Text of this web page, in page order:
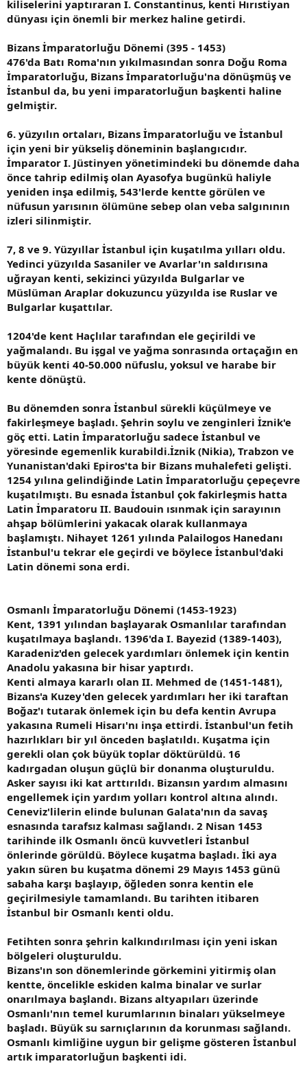
kiliselerini yaptıraran I. Constantinus, kenti Hırıstiyan
dünyası için önemli bir merkez haline getirdi.
Bizans İmparatorluğu Dönemi (395 - 1453)
476'da Batı Roma'nın yıkılmasından sonra Doğu Roma
İmparatorluğu, Bizans İmparatorluğu'na dönüşmüş ve
İstanbul da, bu yeni imparatorluğun başkenti haline
gelmiştir.
6. yüzyılın ortaları, Bizans İmparatorluğu ve İstanbul
için yeni bir yükseliş döneminin başlangıcıdır.
İmparator I. Jüstinyen yönetimindeki bu dönemde daha
önce tahrip edilmiş olan Ayasofya bugünkü haliyle
yeniden inşa edilmiş, 543'lerde kentte görülen ve
nüfusun yarısının ölümüne sebep olan veba salgınının
izleri silinmiştir.
7, 8 ve 9. Yüzyıllar İstanbul için kuşatılma yılları oldu.
Yedinci yüzyılda Sasaniler ve Avarlar'ın saldırısına
uğrayan kenti, sekizinci yüzyılda Bulgarlar ve
Müslüman Araplar dokuzuncu yüzyılda ise Ruslar ve
Bulgarlar kuşattılar.
1204'de kent Haçlılar tarafından ele geçirildi ve
yağmalandı. Bu işgal ve yağma sonrasında ortaçağın en
büyük kenti 40-50.000 nüfuslu, yoksul ve harabe bir
kente dönüştü.
Bu dönemden sonra İstanbul sürekli küçülmeye ve
fakirleşmeye başladı. Şehrin soylu ve zenginleri İznik'e
göç etti. Latin İmparatorluğu sadece İstanbul ve
yöresinde egemenlik kurabildi.İznik (Nikia), Trabzon ve
Yunanistan'daki Epiros'ta bir Bizans muhalefeti gelişti.
1254 yılına gelindiğinde Latin İmparatorluğu çepeçevre
kuşatılmıştı. Bu esnada İstanbul çok fakirleşmis hatta
Latin İmparatoru II. Baudouin ısınmak için sarayının
ahşap bölümlerini yakacak olarak kullanmaya
başlamıştı. Nihayet 1261 yılında Palailogos Hanedanı
İstanbul'u tekrar ele geçirdi ve böylece İstanbul'daki
Latin dönemi sona erdi.
Osmanlı İmparatorluğu Dönemi (1453-1923)
Kent, 1391 yılından başlayarak Osmanlılar tarafından
kuşatılmaya başlandı. 1396'da I. Bayezid (1389-1403),
Karadeniz'den gelecek yardımları önlemek için kentin
Anadolu yakasına bir hisar yaptırdı.
Kenti almaya kararlı olan II. Mehmed de (1451-1481),
Bizans'a Kuzey'den gelecek yardımları her iki taraftan
Boğaz'ı tutarak önlemek için bu defa kentin Avrupa
yakasına Rumeli Hisarı'nı inşa ettirdi. İstanbul'un fetih
hazırlıkları bir yıl önceden başlatıldı. Kuşatma için
gerekli olan çok büyük toplar döktürüldü. 16
kadırgadan oluşun güçlü bir donanma oluşturuldu.
Asker sayısı iki kat arttırıldı. Bizansın yardım almasını
engellemek için yardım yolları kontrol altına alındı.
Ceneviz'lilerin elinde bulunan Galata'nın da savaş
esnasında tarafsız kalması sağlandı. 2 Nisan 1453
tarihinde ilk Osmanlı öncü kuvvetleri İstanbul
önlerinde görüldü. Böylece kuşatma başladı. İki aya
yakın süren bu kuşatma dönemi 29 Mayıs 1453 günü
sabaha karşı başlayıp, öğleden sonra kentin ele
geçirilmesiyle tamamlandı. Bu tarihten itibaren
İstanbul bir Osmanlı kenti oldu.
Fetihten sonra şehrin kalkındırılması için yeni iskan
bölgeleri oluşturuldu.
Bizans'ın son dönemlerinde görkemini yitirmiş olan
kentte, öncelikle eskiden kalma binalar ve surlar
onarılmaya başlandı. Bizans altyapıları üzerinde
Osmanlı'nın temel kurumlarının binaları yükselmeye
başladı. Büyük su sarnıçlarının da korunması sağlandı.
Osmanlı kimliğine uygun bir gelişme gösteren İstanbul
artık imparatorluğun başkenti idi.